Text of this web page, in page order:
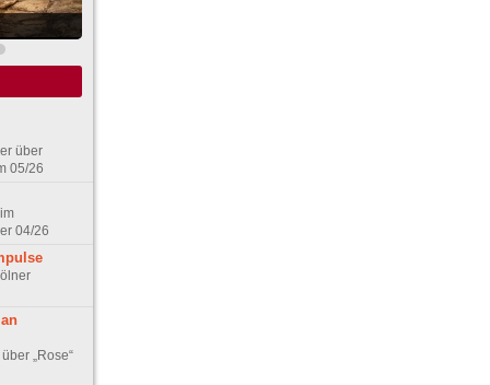
über
05/26
04/26
„Rose“